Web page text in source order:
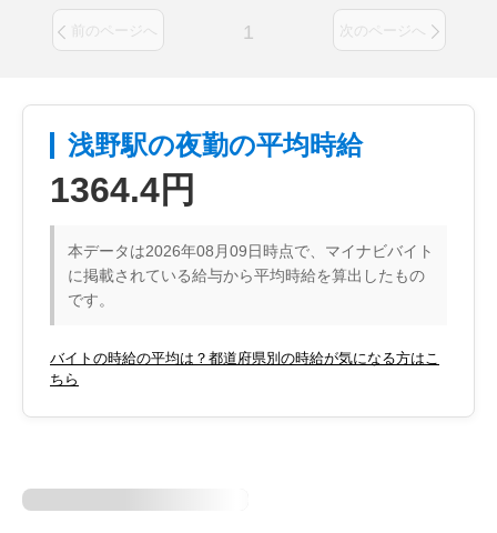
前のページへ 1 次のページへ
浅野駅の夜勤の平均時給
1364.4円
本データは2026年08月09日時点で、マイナビバイト
に掲載されている給与から平均時給を算出したもの
です。
バイトの時給の平均は？都道府県別の時給が気になる方はこ
ちら